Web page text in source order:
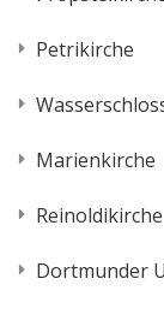
Petrikirche
Marienkirche
Reinoldikirche
Dortmunder U